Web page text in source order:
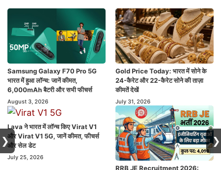
Samsung Galaxy F70 Pro 5G
भारत में हुआ लॉन्च: जानें कीमत,
6,000mAh बैटरी और सभी फीचर्स
August 3, 2026
Gold Price Today: भारत में सोने के
24-कैरेट और 22-कैरेट सोने की ताज़ा
कीमतें देखें
July 31, 2026
Lava ने भारत में लॉन्च किए Virat V1
और Virat V1 5G, जानें कीमत, फीचर्स
और सेल डेट
July 25, 2026
RRB JE Recruitment 2026:
❯ ❯